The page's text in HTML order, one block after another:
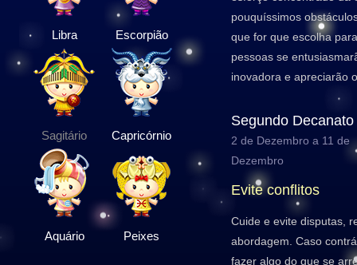
Libra Escorpião
Sagitário Capricórnio
Aquário Peixes
pouquíssimos
que for que escolha
pessoas se
inovadora e apreciarão
Segundo Decanato
2 de Dezembro a 11 de
Dezembro
Evite conflitos
Cuide e evite disputas,
abordagem. Caso
fazer algo do que se